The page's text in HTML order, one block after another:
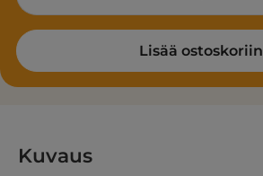
Lisää ostoskoriin
Kuvaus